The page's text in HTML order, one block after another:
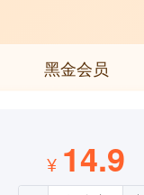
黑金会员
¥ 14.9